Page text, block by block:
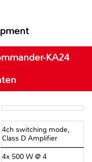
KA24
4ch switching mode,
Class D Amplifier
4x 500 W @ 4 Ω